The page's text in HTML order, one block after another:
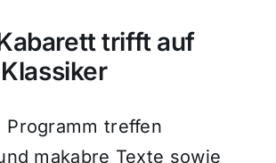
trifft auf
Programm treffen
makabre Texte sowie